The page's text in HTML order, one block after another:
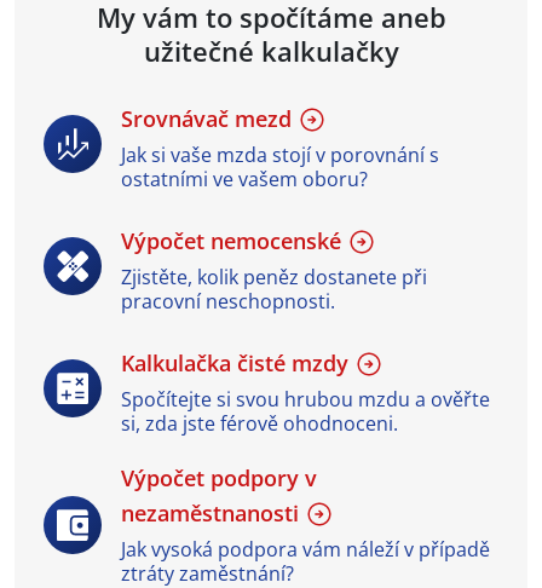
My vám to spočítáme aneb
užitečné kalkulačky
Srovnávač mezd
Jak si vaše mzda stojí v porovnání s
ostatními ve vašem oboru?
Výpočet nemocenské
Zjistěte, kolik peněz dostanete při
pracovní neschopnosti.
Kalkulačka čisté mzdy
Spočítejte si svou hrubou mzdu a ověřte
si, zda jste férově ohodnoceni.
Výpočet podpory v
nezaměstnanosti
Jak vysoká podpora vám náleží v případě
ztráty zaměstnání?